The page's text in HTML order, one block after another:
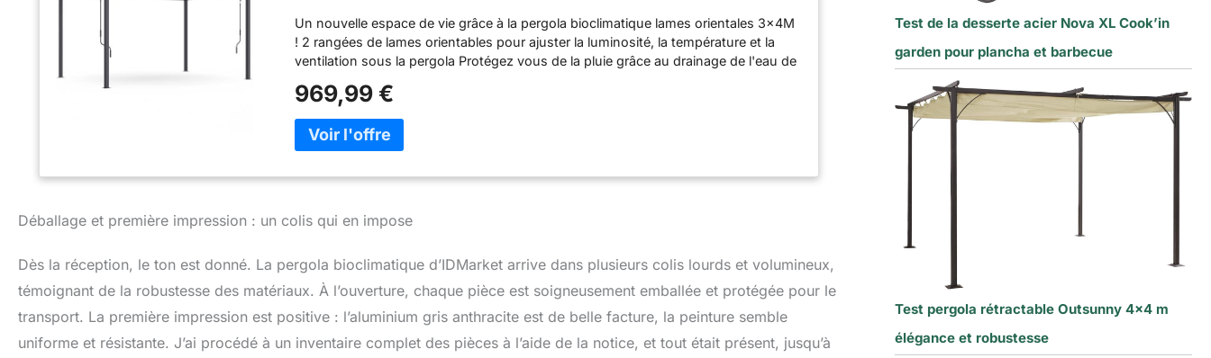
Un nouvelle espace de vie grâce à la pergola bioclimatique lames orientales 3x4M
! 2 rangées de lames orientables pour ajuster la luminosité, la température et la
ventilation sous la pergola Protégez vous de la pluie grâce au drainage de l'eau de
en acier galvanisé pour la stabilité et la longévité de la pergola Dimensions de la
pergola : Longueur 400 x largeur 300 x Hauteur 220 cm - 38 lames - Dimensions
des pieds : L. 9 x l. 9 cm
969,99 €
Déballage et première impression : un colis qui en impose
Dès la réception, le ton est donné. La pergola bioclimatique d’IDMarket arrive dans plusieurs colis lourds et volumineux,
témoignant de la robustesse des matériaux. À l’ouverture, chaque pièce est soigneusement emballée et protégée pour le
transport. La première impression est positive : l’aluminium gris anthracite est de belle facture, la peinture semble
uniforme et résistante. J’ai procédé à un inventaire complet des pièces à l’aide de la notice, et tout était présent, jusqu’à
Test de la desserte acier Nova XL Cook’in
garden pour plancha et barbecue
Test pergola rétractable Outsunny 4×4 m
élégance et robustesse